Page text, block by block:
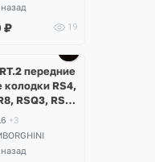
₽ 19
передние
колодки RS4,
RSQ3, RS3
8 шт)
+3